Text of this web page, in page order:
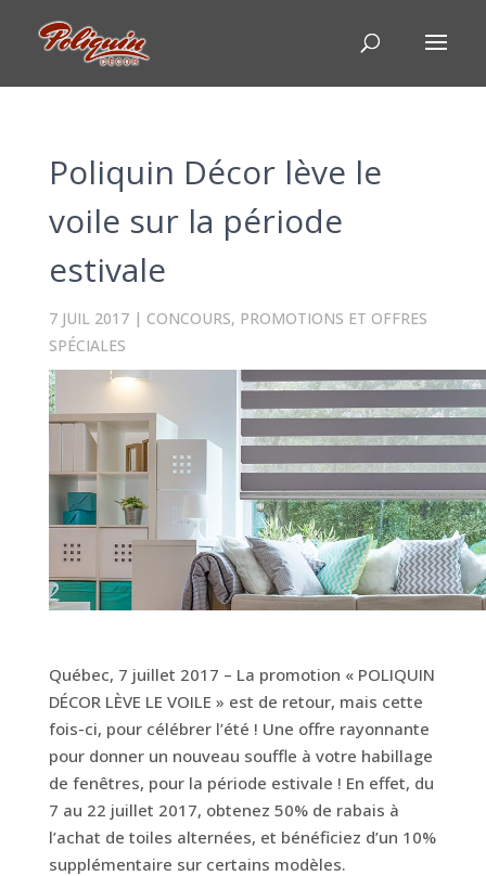
Poliquin Décor lève le
voile sur la période
estivale
7 JUIL 2017| CONCOURS, PROMOTIONS ET OFFRES
SPÉCIALES
Québec, 7 juillet 2017 – La promotion « POLIQUIN
DÉCOR LÈVE LE VOILE » est de retour, mais cette
fois-ci, pour célébrer l’été ! Une offre rayonnante
pour donner un nouveau souffle à votre habillage
de fenêtres, pour la période estivale ! En effet, du
7 au 22 juillet 2017, obtenez 50% de rabais à
l’achat de toiles alternées, et bénéficiez d’un 10%
supplémentaire sur certains modèles.